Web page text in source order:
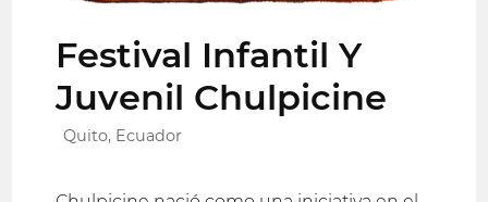
Festival Infantil Y
Juvenil Chulpicine
Quito, Ecuador